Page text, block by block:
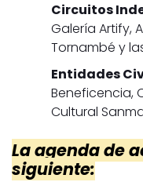
Circuitos
Galería Artify,
Tornambé y
Entidades
Beneficencia,
Cultural
La agenda de
siguiente: